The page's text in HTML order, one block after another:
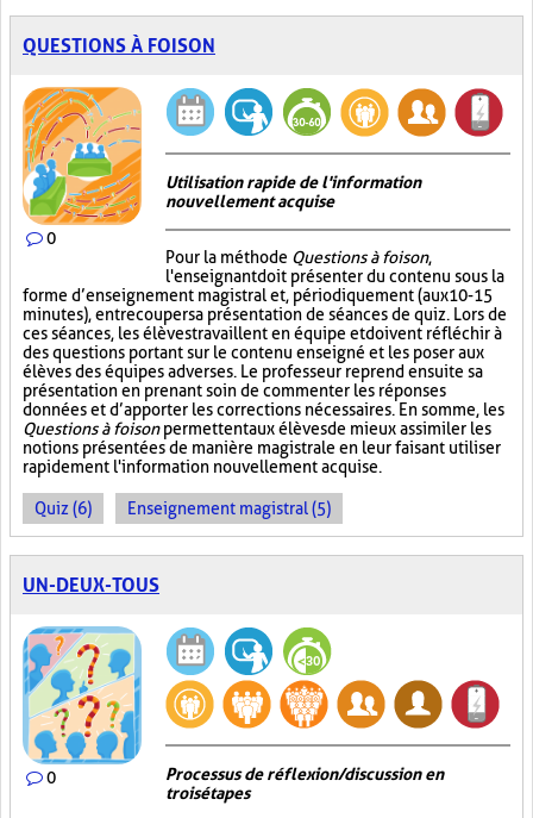
QUESTIONS À FOISON
0
Utilisation rapide de l'information
nouvellement acquise
Pour la méthode Questions à foison,
l'enseignant doit présenter du contenu sous la
forme d’enseignement magistral et, périodiquement (aux 10-15
minutes), entrecouper sa présentation de séances de quiz. Lors de
ces séances, les élèves travaillent en équipe et doivent réfléchir à
des questions portant sur le contenu enseigné et les poser aux
élèves des équipes adverses. Le professeur reprend ensuite sa
présentation en prenant soin de commenter les réponses
données et d’apporter les corrections nécessaires. En somme, les
Questions à foisonpermettent aux élèves de mieux assimiler les
notions présentées de manière magistrale en leur faisant utiliser
rapidement l'information nouvellement acquise.
Quiz (6) Enseignement magistral (5)
UN-DEUX-TOUS
0
Processus de réflexion/discussion en
trois étapes